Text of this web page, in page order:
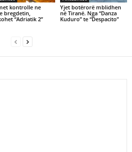
kontrolle ne
bregdetin,
“Adriatik 2”
Yjet botërorë mblidhen
në Tiranë. Nga “Danza
Kuduro” te “Despacito”